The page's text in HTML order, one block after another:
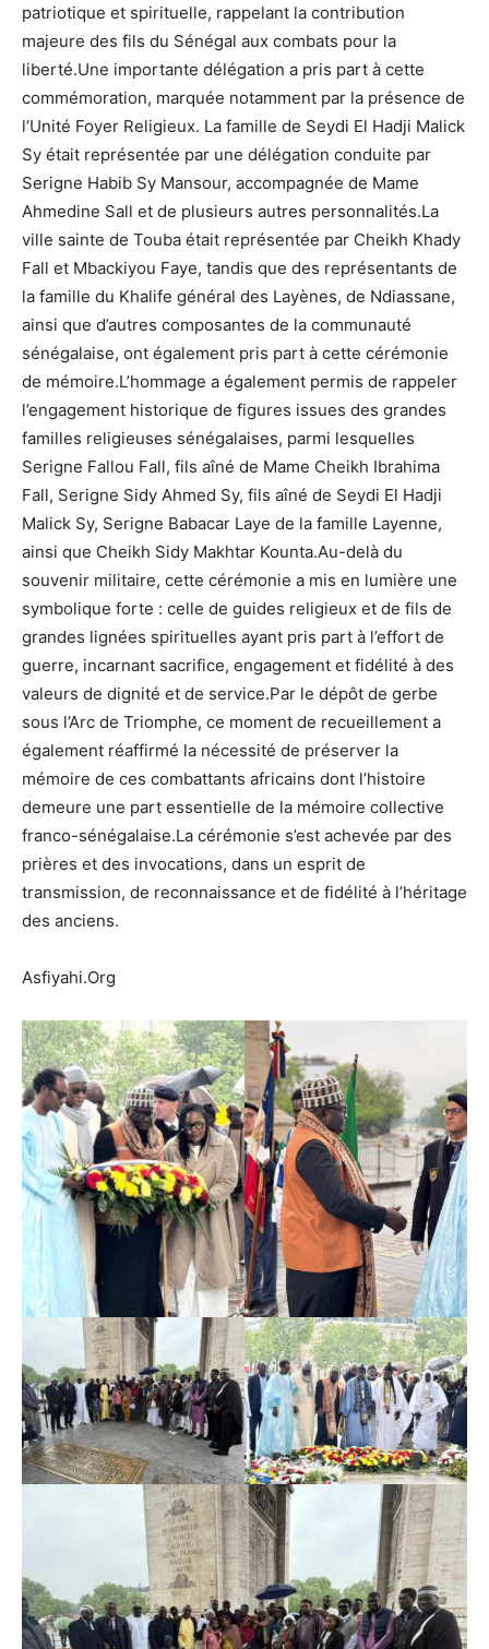
patriotique et spirituelle, rappelant la contribution
majeure des fils du Sénégal aux combats pour la
liberté.Une importante délégation a pris part à cette
commémoration, marquée notamment par la présence de
l’Unité Foyer Religieux. La famille de Seydi El Hadji Malick
Sy était représentée par une délégation conduite par
Serigne Habib Sy Mansour, accompagnée de Mame
Ahmedine Sall et de plusieurs autres personnalités.La
ville sainte de Touba était représentée par Cheikh Khady
Fall et Mbackiyou Faye, tandis que des représentants de
la famille du Khalife général des Layènes, de Ndiassane,
ainsi que d’autres composantes de la communauté
sénégalaise, ont également pris part à cette cérémonie
de mémoire.L’hommage a également permis de rappeler
l’engagement historique de figures issues des grandes
familles religieuses sénégalaises, parmi lesquelles
Serigne Fallou Fall, fils aîné de Mame Cheikh Ibrahima
Fall, Serigne Sidy Ahmed Sy, fils aîné de Seydi El Hadji
Malick Sy, Serigne Babacar Laye de la famille Layenne,
ainsi que Cheikh Sidy Makhtar Kounta.Au-delà du
souvenir militaire, cette cérémonie a mis en lumière une
symbolique forte : celle de guides religieux et de fils de
grandes lignées spirituelles ayant pris part à l’effort de
guerre, incarnant sacrifice, engagement et fidélité à des
valeurs de dignité et de service.Par le dépôt de gerbe
sous l’Arc de Triomphe, ce moment de recueillement a
également réaffirmé la nécessité de préserver la
mémoire de ces combattants africains dont l’histoire
demeure une part essentielle de la mémoire collective
franco-sénégalaise.La cérémonie s’est achevée par des
prières et des invocations, dans un esprit de
transmission, de reconnaissance et de fidélité à l’héritage
des anciens.
Asfiyahi.Org